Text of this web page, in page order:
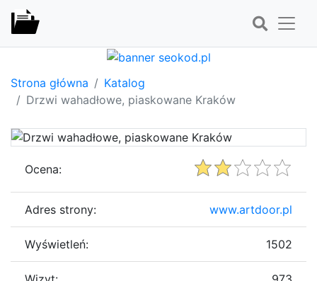
Strona główna
Katalog
Drzwi wahadłowe, piaskowane Kraków
Ocena:
Adres strony: www.artdoor.pl
Wyświetleń: 1502